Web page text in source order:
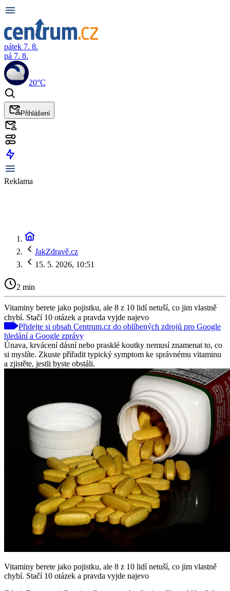
pátek 7. 8.
pá 7. 8.
20°C
Přihlášení
Reklama
JakZdravě.cz
15. 5. 2026, 10:51
2 min
Vitaminy berete jako pojistku, ale 8 z 10 lidí netuší, co jim vlastně
chybí. Stačí 10 otázek a pravda vyjde najevo
Přidejte si obsah Centrum.cz do oblíbených zdrojů pro Google
hledání a Google zprávy
Únava, krvácení dásní nebo prasklé koutky nemusí znamenat to, co
si myslíte. Zkuste přiřadit typický symptom ke správnému vitaminu
a zjistěte, jestli byste obstáli.
Vitaminy berete jako pojistku, ale 8 z 10 lidí netuší, co jim vlastně
chybí. Stačí 10 otázek a pravda vyjde najevo